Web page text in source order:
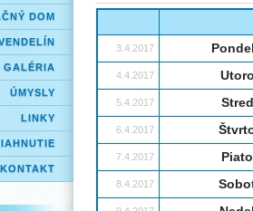
DOM
GALÉRIA
ÚMYSLY
LINKY
KONTAKT
3.4.2017
4.4.2017
5.4.2017
6.4.2017
7.4.2017
8.4.2017